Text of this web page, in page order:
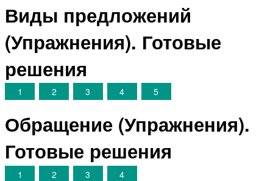
Виды предложений
(Упражнения). Готовые
решения
1 2 3 4 5
Обращение (Упражнения).
Готовые решения
1 2 3 4